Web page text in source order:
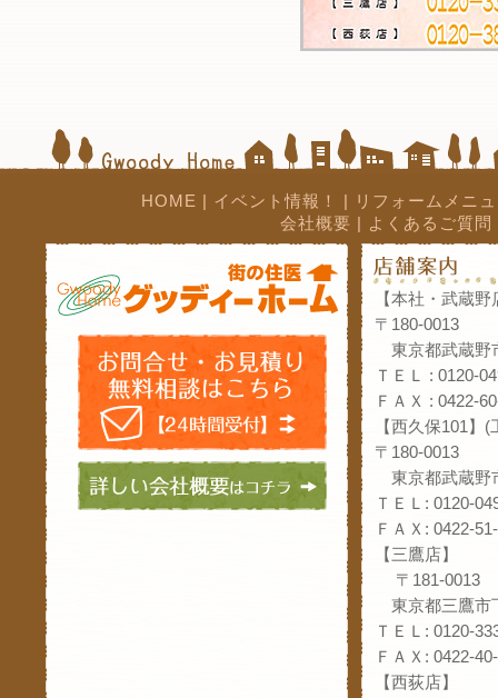
HOME イベント情報！
リフォームメニ
会社概要
よくあるご質問
【本社・武蔵野
〒180-0013
東京都武蔵野
ＴＥＬ : 0120-
ＦＡＸ : 0422-
【西久保101】
〒180-0013
東京都武蔵野
ＴＥＬ: 0120-
ＦＡＸ: 0422-
【三鷹店】
〒181-0013
東京都三鷹市
ＴＥＬ: 0120-
ＦＡＸ: 0422-
【西荻店】